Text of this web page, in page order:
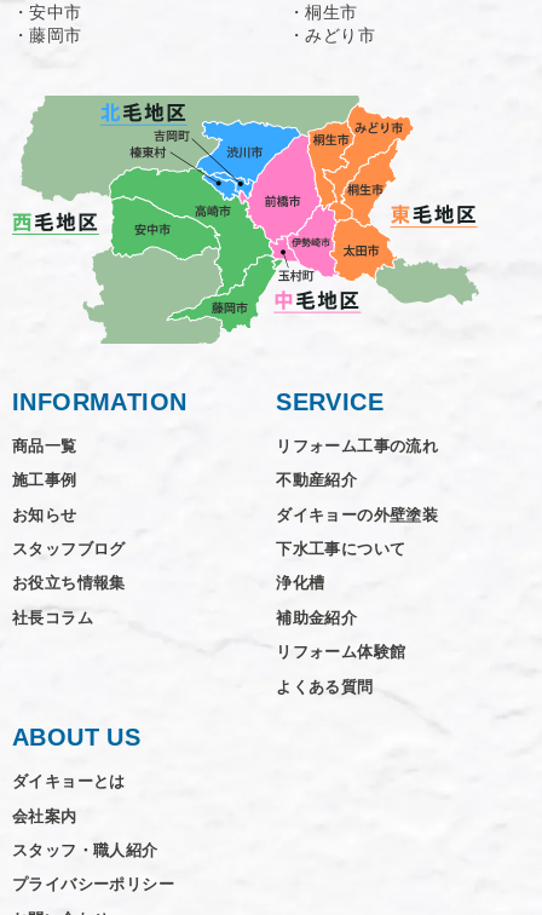
・安中市
・藤岡市
・桐生市
・みどり市
INFORMATION
商品一覧
施工事例
お知らせ
スタッフブログ
お役立ち情報集
社長コラム
SERVICE
リフォーム工事の流れ
不動産紹介
ダイキョーの外壁塗装
下水工事について
浄化槽
補助金紹介
リフォーム体験館
よくある質問
ABOUT US
ダイキョーとは
会社案内
スタッフ・職人紹介
プライバシーポリシー